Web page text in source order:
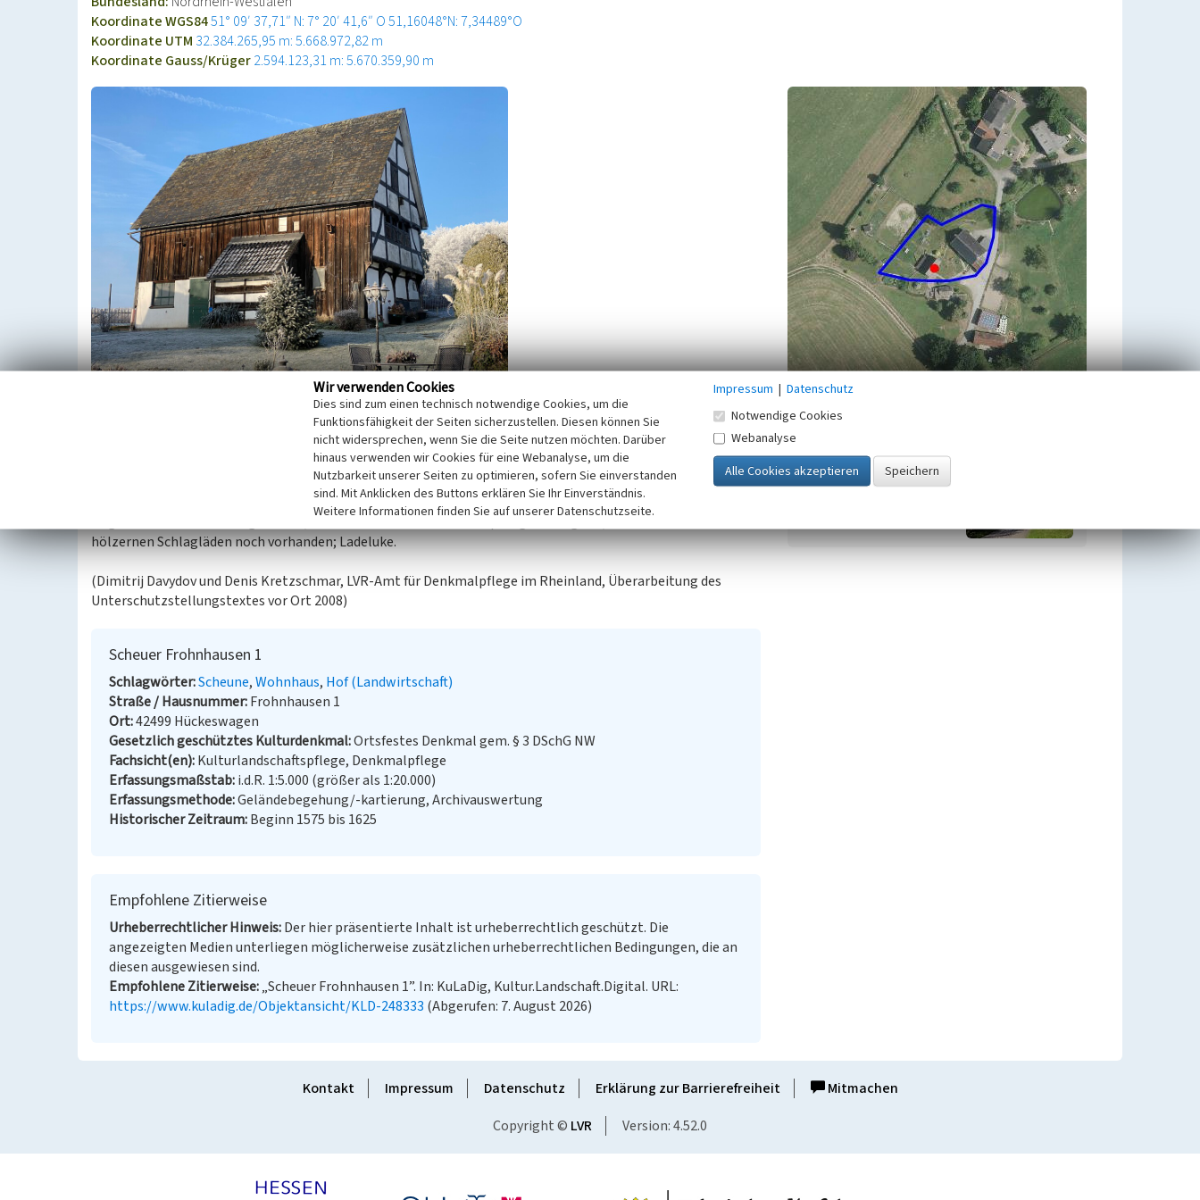
Koordinate WGS8451° 09′ 37,71″ N: 7° 20′ 41,6″ O51,16048°N: 7,34489°O
Koordinate UTM 32.384.265,95 m: 5.668.972,82 m
Koordinate Gauss/Krüger2.594.123,31 m: 5.670.359,90 m
Frohnhausen 1, Scheuer (ehem. Wohngebäude), erbaut Ende 16. Jahrhundert oder Anfang 17. Jahrhundert;
Hofstelle im Hang, leicht ausgebildetes Plateau, eingepasst in die Topogaphie, zweigeschossiges,
größtenteils verbrettertes Fachwerkhaus in Stockwerksbauweise mit schiefergedecktem Satteldach; im EG
teilweise massiv; die freiliegende Fachwerkgiebelseite kragt zweifach über geschweiften Knaggen vor; ein
ehem. rundbogiger Eingang ist noch erkennbar; abgeschrägter Rähm; zwei durch ein Balkenkreuz geteilte
hölzernen Schlagläden noch vorhanden; Ladeluke.
(Dimitrij Davydov und Denis Kretzschmar, LVR-Amt für Denkmalpflege im Rheinland, Überarbeitung des
Unterschutzstellungstextes vor Ort 2008)
Scheuer Frohnhausen 1
Schlagwörter Scheune Wohnhaus Hof (Landwirtschaft)
Straße / Hausnummer Frohnhausen 1
Ort 42499 Hückeswagen
Gesetzlich geschütztes Kulturdenkmal Ortsfestes Denkmal gem. § 3 DSchG NW
Fachsicht(en) Kulturlandschaftspflege, Denkmalpflege
Erfassungsmaßstab i.d.R. 1:5.000 (größer als 1:20.000)
Erfassungsmethode Geländebegehung/-kartierung, Archivauswertung
Historischer Zeitraum Beginn 1575 bis 1625
Empfohlene Zitierweise
Urheberrechtlicher Hinweis Der hier präsentierte Inhalt ist urheberrechtlich geschützt. Die
angezeigten Medien unterliegen möglicherweise zusätzlichen urheberrechtlichen Bedingungen, die an
diesen ausgewiesen sind.
Empfohlene Zitierweise „Scheuer Frohnhausen 1”. In: KuLaDig, Kultur.Landschaft.Digital. URL:
https://www.kuladig.de/Objektansicht/KLD-248333 (Abgerufen: 7. August 2026)
Doppelsiedlung Frohnhausen
Beginn 1407
Kontakt Impressum Datenschutz Erklärung zur Barrierefreiheit
Mitmachen
Copyright © LVR Version: 4.52.0
Wir verwenden Cookies
Dies sind zum einen technisch notwendige Cookies, um die
Funktionsfähigkeit der Seiten sicherzustellen. Diesen können Sie
nicht widersprechen, wenn Sie die Seite nutzen möchten. Darüber
hinaus verwenden wir Cookies für eine Webanalyse, um die
Nutzbarkeit unserer Seiten zu optimieren, sofern Sie einverstanden
sind. Mit Anklicken des Buttons erklären Sie Ihr Einverständnis.
Weitere Informationen finden Sie auf unserer Datenschutzseite.
Impressum | Datenschutz
Notwendige Cookies
Webanalyse